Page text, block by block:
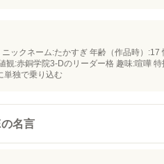
ックネーム:たかすぎ 年齢（作品時）
観:赤銅学院3-Dのリーダー格 趣味:喧嘩
単独で乗り込む
名言